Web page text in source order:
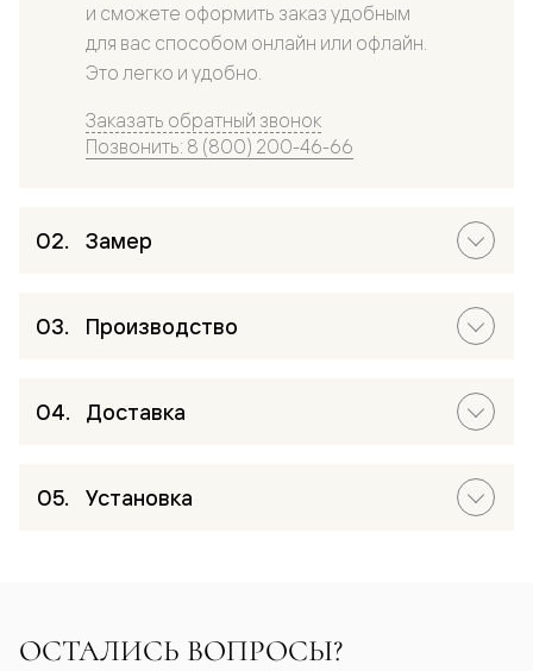
и сможете оформить заказ удобным
для вас способом онлайн или офлайн.
Это легко и удобно.
Заказать обратный звонок
Позвонить: 8 (800) 200-46-66
Замер
Производство
Доставка
Установка
ОСТАЛИСЬ ВОПРОСЫ?